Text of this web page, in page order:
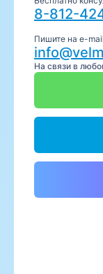
8-812-
Пишите на e-
На связи в